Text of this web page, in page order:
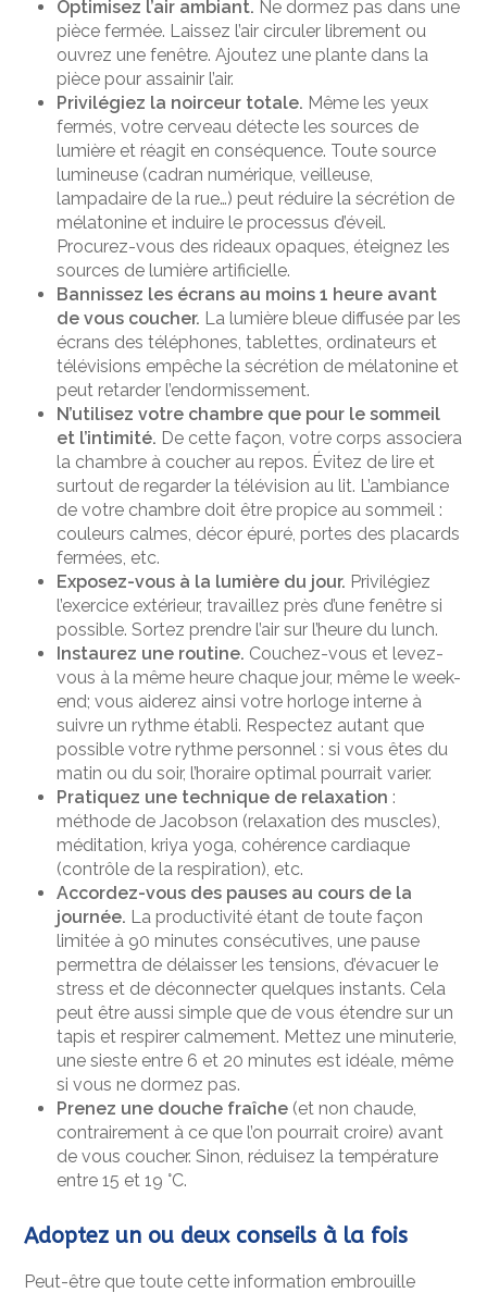
Optimisez l’air ambiant. Ne dormez pas dans une
pièce fermée. Laissez l’air circuler librement ou
ouvrez une fenêtre. Ajoutez une plante dans la
pièce pour assainir l’air.
Privilégiez la noirceur totale. Même les yeux
fermés, votre cerveau détecte les sources de
lumière et réagit en conséquence. Toute source
lumineuse (cadran numérique, veilleuse,
lampadaire de la rue…) peut réduire la sécrétion de
mélatonine et induire le processus d’éveil.
Procurez-vous des rideaux opaques, éteignez les
sources de lumière artificielle.
Bannissez les écrans au moins 1 heure avant
de vous coucher. La lumière bleue diffusée par les
écrans des téléphones, tablettes, ordinateurs et
télévisions empêche la sécrétion de mélatonine et
peut retarder l’endormissement.
N’utilisez votre chambre que pour le sommeil
et l’intimité. De cette façon, votre corps associera
la chambre à coucher au repos. Évitez de lire et
surtout de regarder la télévision au lit. L’ambiance
de votre chambre doit être propice au sommeil :
couleurs calmes, décor épuré, portes des placards
fermées, etc.
Exposez-vous à la lumière du jour. Privilégiez
l’exercice extérieur, travaillez près d’une fenêtre si
possible. Sortez prendre l’air sur l’heure du lunch.
Instaurez une routine. Couchez-vous et levez-
vous à la même heure chaque jour, même le week-
end; vous aiderez ainsi votre horloge interne à
suivre un rythme établi. Respectez autant que
possible votre rythme personnel : si vous êtes du
matin ou du soir, l’horaire optimal pourrait varier.
Pratiquez une technique de relaxation :
méthode de Jacobson (relaxation des muscles),
méditation, kriya yoga, cohérence cardiaque
(contrôle de la respiration), etc.
Accordez-vous des pauses au cours de la
journée. La productivité étant de toute façon
limitée à 90 minutes consécutives, une pause
permettra de délaisser les tensions, d’évacuer le
stress et de déconnecter quelques instants. Cela
peut être aussi simple que de vous étendre sur un
tapis et respirer calmement. Mettez une minuterie,
une sieste entre 6 et 20 minutes est idéale, même
si vous ne dormez pas.
Prenez une douche fraîche (et non chaude,
contrairement à ce que l’on pourrait croire) avant
de vous coucher. Sinon, réduisez la température
entre 15 et 19 °C.
Adoptez un ou deux conseils à la fois
Peut-être que toute cette information embrouille